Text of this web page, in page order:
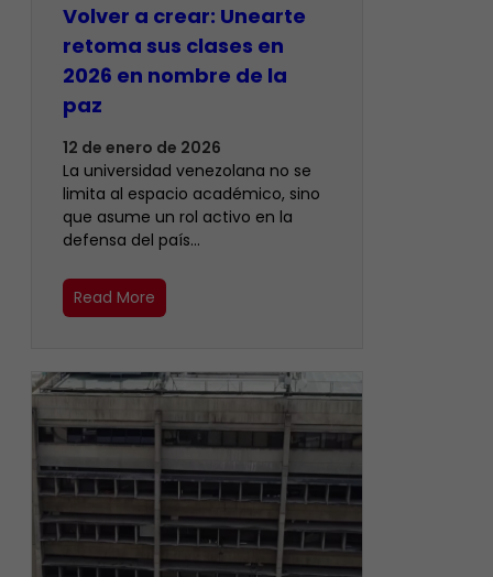
Volver a crear: Unearte
retoma sus clases en
2026 en nombre de la
paz
12 de enero de 2026
La universidad venezolana no se
limita al espacio académico, sino
que asume un rol activo en la
defensa del país…
Read More